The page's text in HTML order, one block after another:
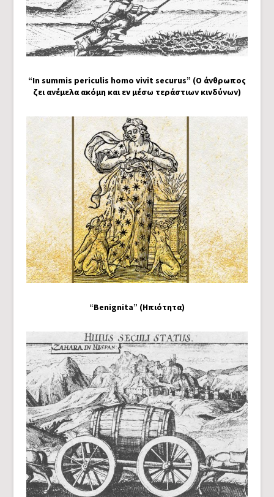
“In summis periculis homo vivit securus” (Ο άνθρωπος
ζει ανέμελα ακόμη και εν μέσω τεράστιων κινδύνων)
“Benignita” (Ηπιότητα)